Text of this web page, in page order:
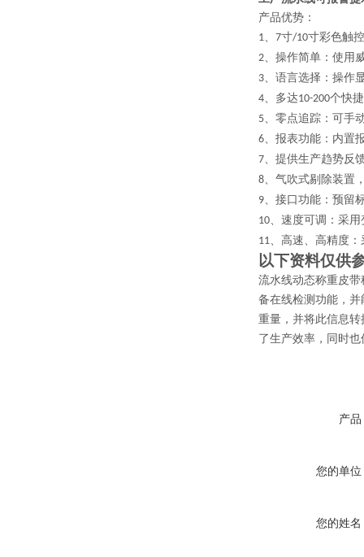
产品优势：
1、 7寸/10寸彩色触
2、操作简单：使用
3、语言选择：操作
4、多达10-200个快
5、零点追踪：可手
6、报表功能：内置
7、提供生产趋势反
8、气吹式剔除装置
9、接口功能：预留
10、速度可调：采
11、高速、高精度
以下资料仅供
流水线动态称重皮
备在线检测功能，
重量，并将此信息
了生产效率，同时
产品
您的单位
您的姓名